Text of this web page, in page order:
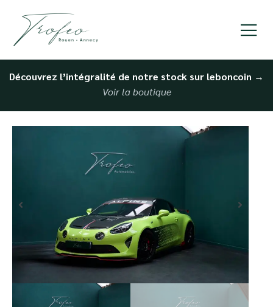
Découvrez l’intégralité de notre stock sur leboncoin →
Voir la boutique